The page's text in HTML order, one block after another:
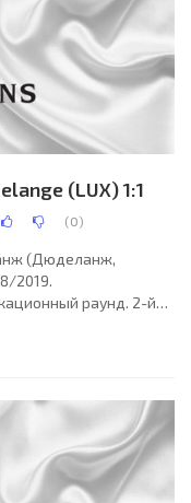
(LUX) 1:1
(0)
(Дюделанж,
2019.
раунд. 2-й
стадион им.
судья:
31. Эдван Бакай